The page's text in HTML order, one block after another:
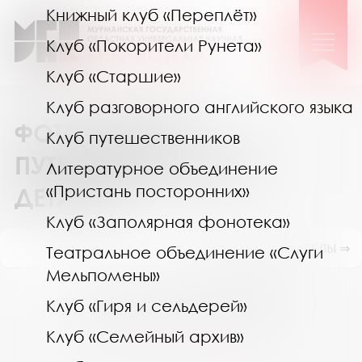
Книжный клуб «Переплёт»
Клуб «Покорители Рунета»
Клуб «Старшие»
Клуб разговорного английского языка
Клуб путешественников
Литературное объединение
«Пристань посторонних»
Клуб «Заполярная фонотека»
Театральное объединение «Слуги
Мельпомены»
Клуб «Гиря и сельдерей»
Клуб «Семейный архив»
ФОТОГРАФИЯ –
ПУТЕШЕСТВИЕ В МИР
ДЕТАЛЕЙ
ПОКАЗАТЬ ПОДРАЗДЕЛЫ ⇒
Пт